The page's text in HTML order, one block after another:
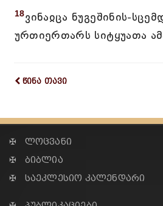
18ვინაჲცა ნუგეშინის-
ურთიერთარს სიტყუათა
წინა თავი
✠ ლოცვანი
✠ ბიბლია
✠ საეკლესიო კალენდარი